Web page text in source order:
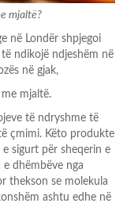
mjaltë?
në Londër shpjegoi
ndikojë ndjeshëm në
në gjak,
mjaltë.
të ndryshme të
çmimi. Këto produkte
sigurt për sheqerin e
dhëmbëve nga
thekson se molekula
ashtu edhe në